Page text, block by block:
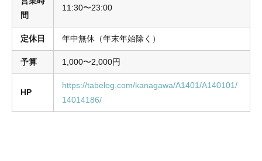
間
11:30〜23:00
定休日 年中無休（年末年始除く）
予算 1,000〜2,000円
HP
https://tabelog.com/kanagawa/A1401/A140101/
14014186/